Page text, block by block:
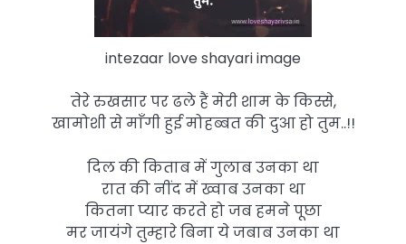
intezaar love shayari image
तेरे रुखसार पर ढले हैं मेरी शाम के किस्से,
खामोशी से माँगी हुई मोहब्बत की दुआ हो तुम..!!
दिल की किताब में गुलाब उनका था
रात की नींद में ख्वाब उनका था
कितना प्यार करते हो जब हमने पूछा
मर जायंगे तुम्हारे बिना ये जबाब उनका था